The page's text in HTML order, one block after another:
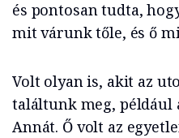
és pontosan tudta,
mit várunk tőle, és ő
Volt olyan is, akit az
találtunk meg, például
Annát. Ő volt az